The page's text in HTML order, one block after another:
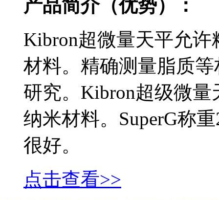
产品简介（优势）：
Kibron超微量天平允
材料。精确测量脂质
研究。Kibron超级微
纳米材料。SuperG称
很好。
点击查看>>